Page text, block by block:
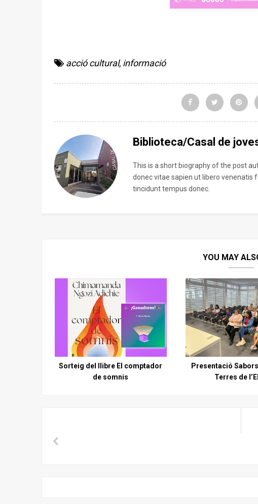
acció cultural, informació
Biblioteca/Casal de
This is a short biography of the post
donec vitae sapien ut libero venenatis
tincidunt tempus donec.
YOU MAY
Sorteig del llibre El comptador
de somnis
Presentació
Terres de